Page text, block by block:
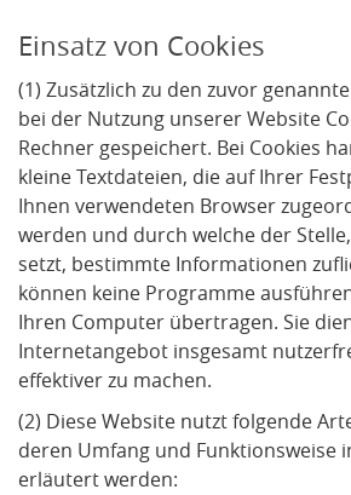
Einsatz von Cookies
(1) Zusätzlich zu den zuvor
bei der Nutzung unserer Website
Rechner gespeichert. Bei Cookies
kleine Textdateien, die auf Ihrer
Ihnen verwendeten Browser
werden und durch welche der
setzt, bestimmte Informationen
können keine Programme
Ihren Computer übertragen. Sie
Internetangebot insgesamt
effektiver zu machen.
(2) Diese Website nutzt folgende
deren Umfang und Funktionsweise
erläutert werden: